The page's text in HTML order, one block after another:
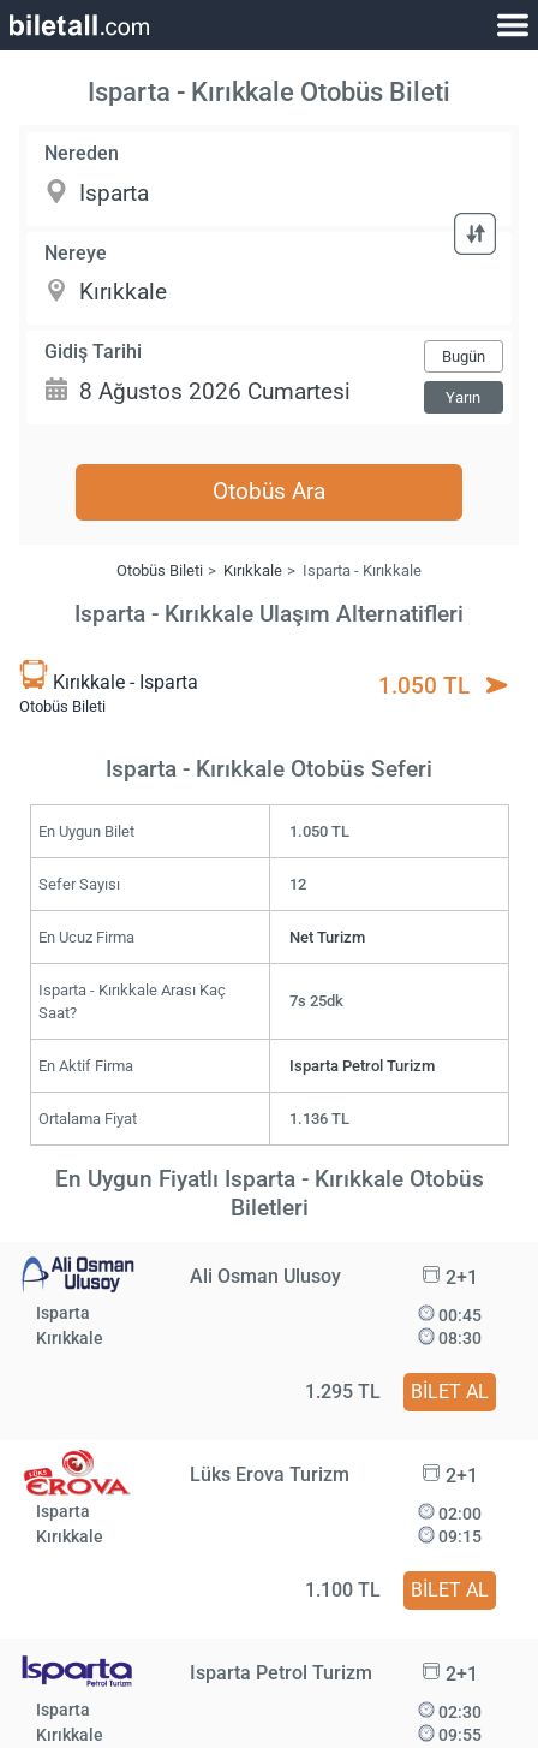
Isparta - Kırıkkale Otobüs Bileti
Nereden
Nereye
Gidiş Tarihi Bugün
Yarın
Otobüs Ara
Otobüs Bileti Kırıkkale Isparta - Kırıkkale
Isparta - Kırıkkale Ulaşım Alternatifleri
Kırıkkale - Isparta
Otobüs Bileti
1.050 TL
Isparta - Kırıkkale Otobüs Seferi
En Uygun Bilet 1.050 TL
Sefer Sayısı 12
En Ucuz Firma Net Turizm
Isparta - Kırıkkale Arası Kaç
Saat?
7s 25dk
En Aktif Firma Isparta Petrol Turizm
Ortalama Fiyat 1.136 TL
En Uygun Fiyatlı Isparta - Kırıkkale Otobüs
Biletleri
Ali Osman Ulusoy 2+1
Isparta
Kırıkkale
00:45
08:30
1.295 TL BİLET AL
Lüks Erova Turizm 2+1
Isparta
Kırıkkale
02:00
09:15
1.100 TL BİLET AL
Isparta Petrol Turizm 2+1
Isparta
Kırıkkale
02:30
09:55